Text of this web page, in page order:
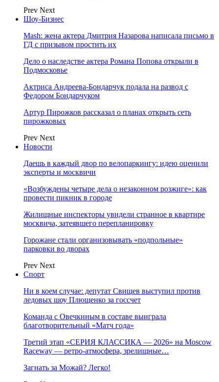
Prev Next
Шоу-Бизнес
Mash: жена актера Дмитрия Назарова написала письмо в
ГД с призывом простить их
Дело о наследстве актера Романа Попова открыли в
Подмосковье
Актриса Андреева-Бондарчук подала на развод с
Федором Бондарчуком
Артур Пирожков рассказал о планах открыть сеть
пирожковых
Prev Next
Новости
Даешь в каждый двор по велопаркингу: идею оценили
эксперты и москвичи
«Возбуждены четыре дела о незаконном розжиге»: как
провести пикник в городе
Жилищные инспекторы увидели странное в квартире
москвича, затеявшего перепланировку
Горожане стали организовывать «подпольные»
парковки во дворах
Prev Next
Спорт
Ни в коем случае: депутат Свищев выступил против
ледовых шоу Плющенко за госсчет
Команда с Овечкиным в составе выиграла
благотворительный «Матч года»
Третий этап «СЕРИЯ КЛАССИКА — 2026» на Moscow
Raceway — ретро‑атмосфера, зрелищные…
Загнать за Можай? Легко!